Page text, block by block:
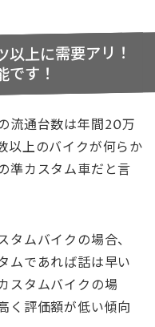
上に需要アリ！
す！
流通台数は年間20万
以上のバイクが何らか
準カスタム車だと言
タムバイクの場合、
ムであれば話は早い
スタムバイクの場
く評価額が低い傾向